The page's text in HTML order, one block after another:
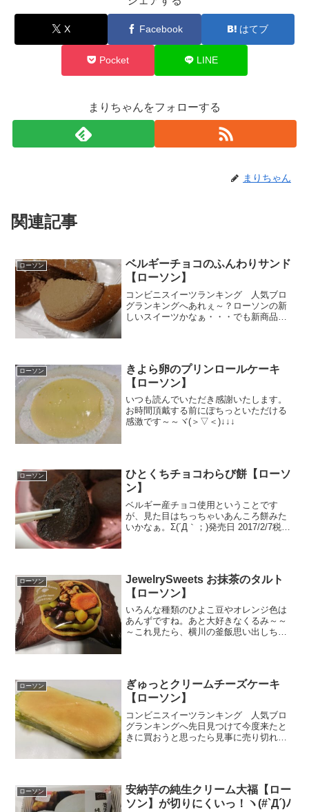
X Facebook はてブ
Pocket LINE
まりちゃんをフォローする
まりちゃん
関連記事
ローソン
ベルギーチョコのふんわりサンド
【ローソン】
コンビニスイーツランキング 人気ブロ
グランキングへあれぇ～？ローソンの新
しいスイーツかなぁ・・・でも新商品シ
ローソン
きよら卵のプリンロールケーキ
【ローソン】
いつも読んでいただき感謝いたします。
お時間頂戴する前にぽちっといただける
感激です～～ヾ(＞▽＜)↓↓↓
ローソン
ひとくちチョコわらび餅【ローソ
ン】
ベルギー産チョコ使用ということです
が、見た目はちっちゃいあんころ餅みた
いかなぁ。Σ(´Д｀；)発売日 2017/2/7税込
ローソン
JewelrySweets お抹茶のタルト
【ローソン】
いろんな種類のひよこ豆やオレンジ色は
あんずですね。あと大好きなくるみ～～
～これ見たら、横川の釜飯思い出しちゃ
ローソン
ぎゅっとクリームチーズケーキ
【ローソン】
コンビニスイーツランキング 人気ブロ
グランキングへ先日見つけて今度来たと
きに買おうと思ったら見事に売り切れて
ギュッと詰まった感じです...
ローソン
安納芋の純生クリーム大福【ロー
ソン】が切りにくいっ！ヽ(#`Д´)ﾉ